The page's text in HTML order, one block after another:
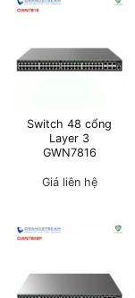
Switch 48 cổng
Layer 3
GWN7816
Giá liên hệ